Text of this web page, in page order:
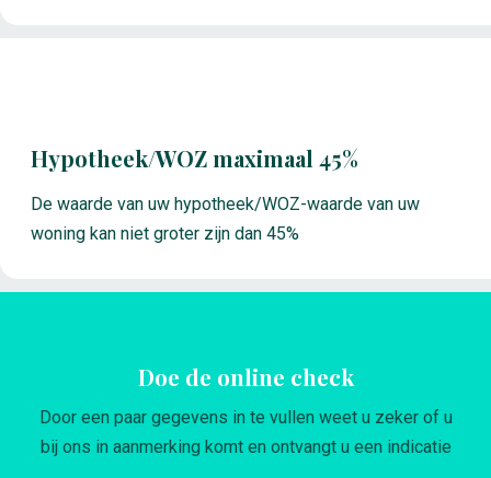
Hypotheek/WOZ maximaal 45%
De waarde van uw hypotheek/WOZ-waarde van uw
woning kan niet groter zijn dan 45%
Doe de online check
Door een paar gegevens in te vullen weet u zeker of u
bij ons in aanmerking komt en ontvangt u een indicatie